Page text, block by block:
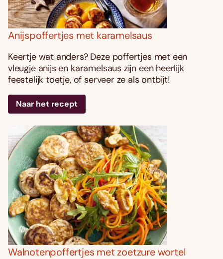
Anijspoffertjes met karamelsaus
Keertje wat anders? Deze poffertjes met een
vleugje anijs en karamelsaus zijn een heerlijk
feestelijk toetje, of serveer ze als ontbijt!
Naar het recept
Walnotenpoffertjes met zoetzure wortel